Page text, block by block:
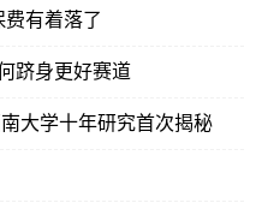
费有着落了
跻身更好赛道
大学十年研究首次揭秘